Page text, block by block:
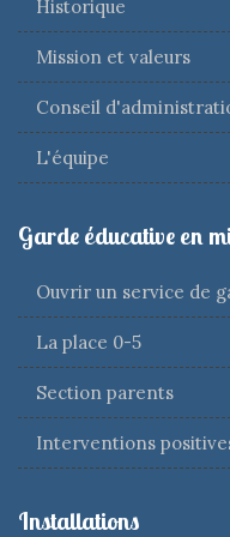
Historique
Mission et valeurs
Conseil
L'équipe
Garde éducative en
Ouvrir un service de
La place 0-5
Section parents
Interventions
Installations